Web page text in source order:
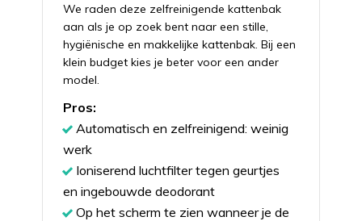
We raden deze zelfreinigende kattenbak
aan als je op zoek bent naar een stille,
hygiënische en makkelijke kattenbak. Bij een
klein budget kies je beter voor een ander
model.
Pros:
Automatisch en zelfreinigend: weinig
werk
Ioniserend luchtfilter tegen geurtjes
en ingebouwde deodorant
Op het scherm te zien wanneer je de